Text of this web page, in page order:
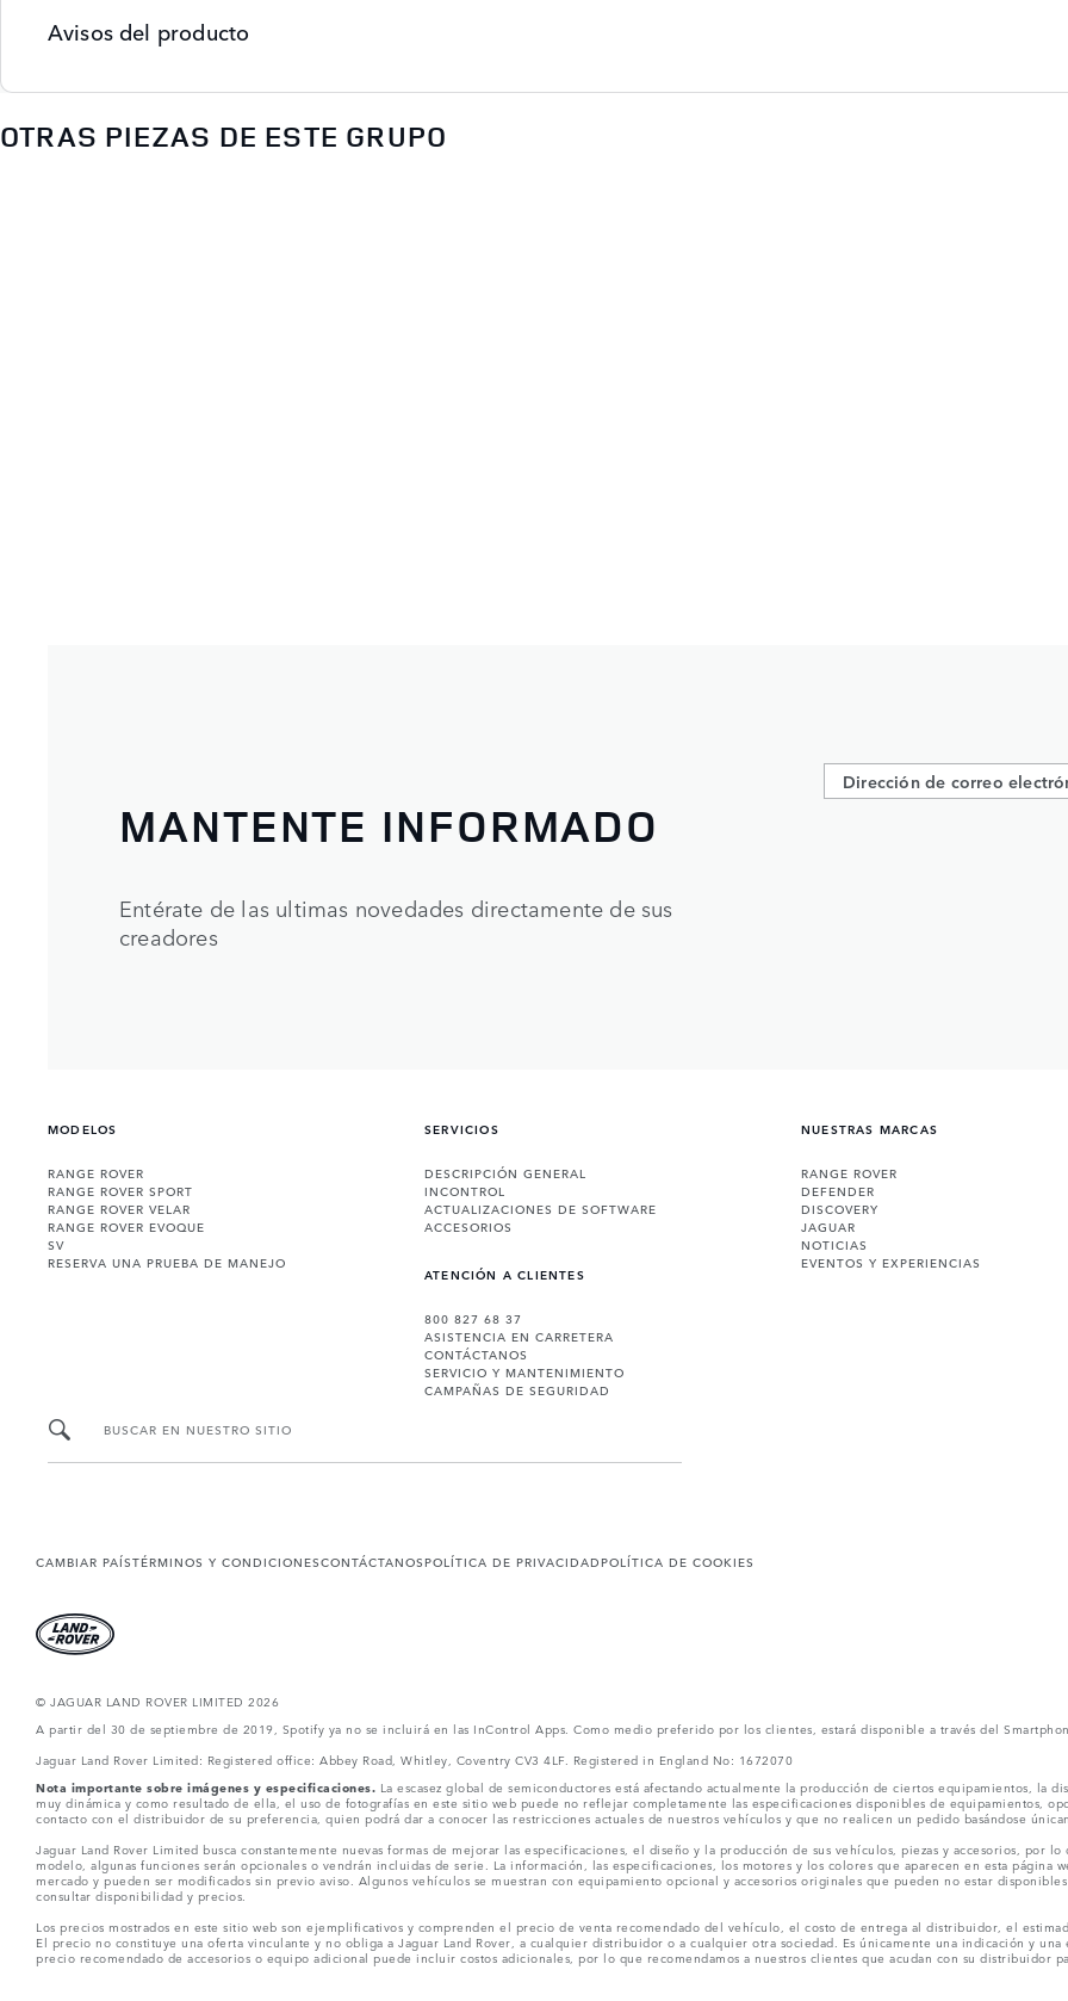
Avisos del producto
OTRAS PIEZAS DE ESTE GRUPO
MANTENTE INFORMADO
Entérate de las ultimas novedades directamente de sus
creadores
MODELOS
RANGE ROVER
RANGE ROVER SPORT
RANGE ROVER VELAR
RANGE ROVER EVOQUE
SV
RESERVA UNA PRUEBA DE MANEJO
SERVICIOS
DESCRIPCIÓN GENERAL
INCONTROL
ACTUALIZACIONES DE SOFTWARE
ACCESORIOS
ATENCIÓN A CLIENTES
800 827 68 37
ASISTENCIA EN CARRETERA
CONTÁCTANOS
SERVICIO Y MANTENIMIENTO
CAMPAÑAS DE SEGURIDAD
NUESTRAS MARCAS
RANGE ROVER
DEFENDER
DISCOVERY
JAGUAR
NOTICIAS
EVENTOS Y EXPERIENCIAS
BUSCAR EN NUESTRO SITIO
CAMBIAR PAÍSTÉRMINOS Y CONDICIONESCONTÁCTANOSPOLÍTICA DE PRIVACIDADPOLÍTICA DE COOKIES
© JAGUAR LAND ROVER LIMITED 2026
A partir del 30 de septiembre de 2019, Spotify ya no se incluirá en las InControl Apps. Como medio preferido por los clientes, estará disponible a través del
Jaguar Land Rover Limited: Registered office: Abbey Road, Whitley, Coventry CV3 4LF. Registered in England No: 1672070
Nota importante sobre imágenes y especificaciones. La escasez global de semiconductores está afectando actualmente la producción de ciertos equipamientos, la
muy dinámica y como resultado de ella, el uso de fotografías en este sitio web puede no reflejar completamente las especificaciones disponibles de equipamientos,
contacto con el distribuidor de su preferencia, quien podrá dar a conocer las restricciones actuales de nuestros vehículos y que no realicen un pedido basándose
Jaguar Land Rover Limited busca constantemente nuevas formas de mejorar las especificaciones, el diseño y la producción de sus vehículos, piezas y accesorios, por
modelo, algunas funciones serán opcionales o vendrán incluidas de serie. La información, las especificaciones, los motores y los colores que aparecen en esta página
mercado y pueden ser modificados sin previo aviso. Algunos vehículos se muestran con equipamiento opcional y accesorios originales que pueden no estar
consultar disponibilidad y precios.
Los precios mostrados en este sitio web son ejemplificativos y comprenden el precio de venta recomendado del vehículo, el costo de entrega al distribuidor, el
El precio no constituye una oferta vinculante y no obliga a Jaguar Land Rover, a cualquier distribuidor o a cualquier otra sociedad. Es únicamente una indicación y
precio recomendado de accesorios o equipo adicional puede incluir costos adicionales, por lo que recomendamos a nuestros clientes que acudan con su distribuidor